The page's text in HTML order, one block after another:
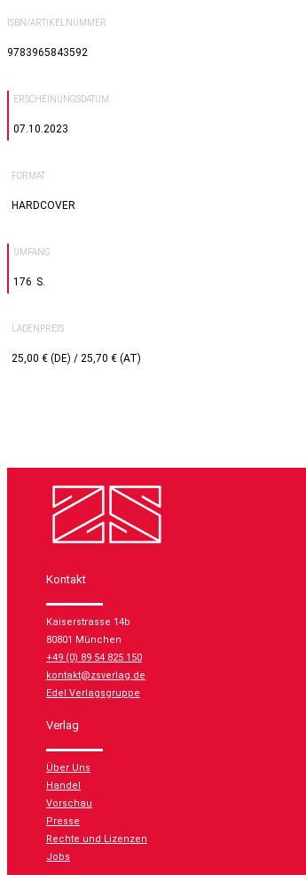
ISBN/ARTIKELNUMMER
9783965843592
ERSCHEINUNGSDATUM
07.10.2023
FORMAT
HARDCOVER
UMFANG
176
LADENPREIS
25,00 € (DE) / 25,70 € (AT)
Kontakt
Kaiserstrasse 14b
80801 München
+49 (0) 89 54 825 150
kontakt@zsverlag.de
Edel Verlagsgruppe
Verlag
Über Uns
Handel
Vorschau
Presse
Rechte und Lizenzen
Jobs